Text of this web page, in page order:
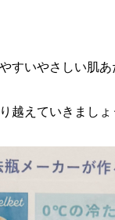
すいやさしい肌
越えていきましょ